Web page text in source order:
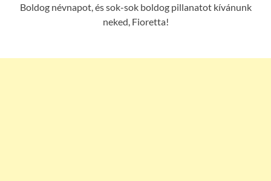
Boldog névnapot, és sok-sok boldog pillanatot kívánunk
neked, Fioretta!